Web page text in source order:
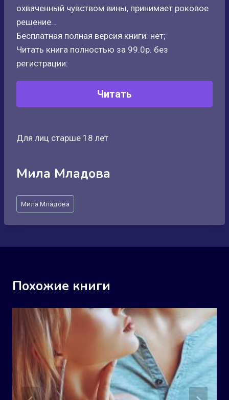
охваченный чувством вины, принимает роковое
решение…
Бесплатная полная версия книги: нет;
Читать книга полностью за 99.0р. без
регистрации:
Читать
Для лиц старше 18 лет
Мила Младова
Метки
записи:
Мила Младова
Похожие книги